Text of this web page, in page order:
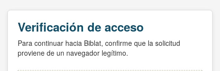
Verificación de acceso
Para continuar hacia Biblat, confirme que la solicitud
proviene de un navegador legítimo.